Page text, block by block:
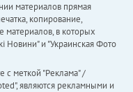
материалов прямая
копирование,
материалов, в которых
Новини" и "Украинская Фото
с меткой "Реклама" /
являются рекламными и